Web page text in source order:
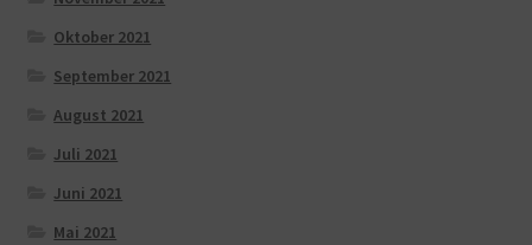
Oktober 2021
September 2021
August 2021
Juli 2021
Juni 2021
Mai 2021